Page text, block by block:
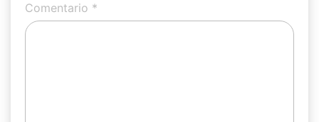
Comentario *